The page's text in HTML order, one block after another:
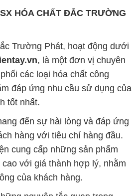
HÓA CHẤT ĐẮC TRƯỜNG
Trường Phát, hoạt động dưới
, là một đơn vị chuyên
các loại hóa chất công
đáp ứng nhu cầu sử dụng của
tốt nhất.
đến sự hài lòng và đáp ứng
hàng với tiêu chí hàng đầu.
cung cấp những sản phẩm
với giá thành hợp lý, nhằm
của khách hàng.